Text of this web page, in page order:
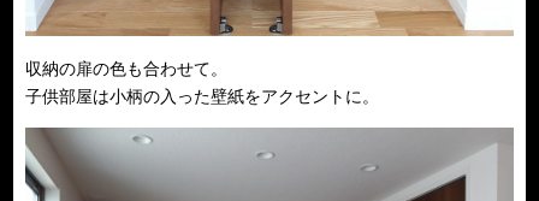
収納の扉の色も合わせて。
子供部屋は小柄の入った壁紙をアクセントに。